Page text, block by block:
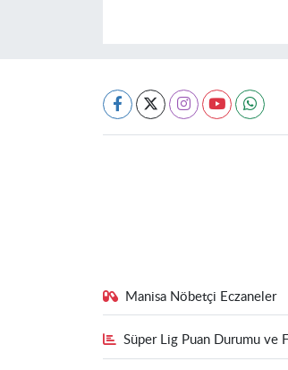
Manisa Nöbetçi Eczaneler
Süper Lig Puan Durumu ve